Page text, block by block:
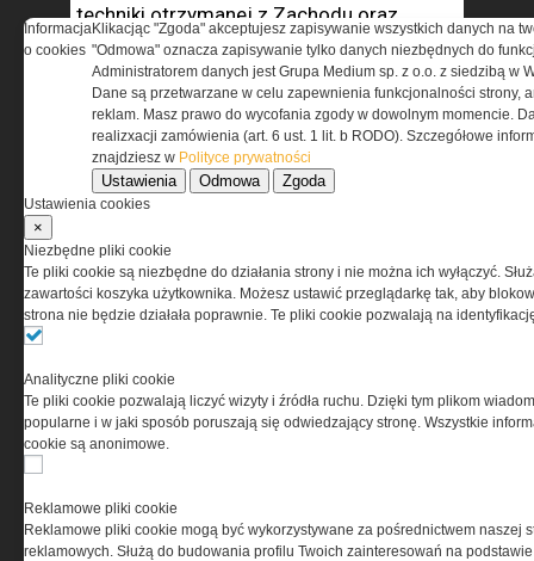
techniki otrzymanej z Zachodu oraz
trudności logistyczne przy tej całej
różnorodności sprzętowej, na dodatek
powoli kończy się czas dogodny
do działań manewrowych. Za 2-3
tygodnie luną deszcze i sprzęt ugrzęźnie.
W moim odczuciu konflikt będzie nadal się
rozwijał, bo Ukraina jest za słaba
na wyzwolenie swoich obszarów zajętych
po 2014, a z kolei Rosja za słaba,
i dyplomatycznych, polegających
na całkowitej izolacji gospodarczej Rosji,
na skutecznych sankcjach, które
zbrojeniowego i odcięcie od dostaw
z zewnątrz.
Informacja
o cookies
Klikacjąc "Zgoda" akceptujesz zapisywanie wszystkich danych na
"Odmowa" oznacza zapisywanie tylko danych niezbędnych do
Administratorem danych jest Grupa Medium sp. z o.o. z siedzibą w
Dane są przetwarzane w celu zapewnienia funkcjonalności strony,
reklam. Masz prawo do wycofania zgody w dowolnym momencie.
realizxacji zamówienia (art. 6 ust. 1 lit. b RODO). Szczegółowe
znajdziesz w Polityce prywatności
Ustawienia Odmowa Zgoda
Ustawienia cookies
×
Niezbędne pliki cookie
Te pliki cookie są niezbędne do działania strony i nie można ich wyłączyć.
zawartości koszyka użytkownika. Możesz ustawić przeglądarkę tak, aby
strona nie będzie działała poprawnie. Te pliki cookie pozwalają na
Analityczne pliki cookie
Te pliki cookie pozwalają liczyć wizyty i źródła ruchu. Dzięki tym plikom
popularne i w jaki sposób poruszają się odwiedzający stronę. Wszystkie
cookie są anonimowe.
Reklamowe pliki cookie
Reklamowe pliki cookie mogą być wykorzystywane za pośrednictwem naszej
reklamowych. Służą do budowania profilu Twoich zainteresowań na